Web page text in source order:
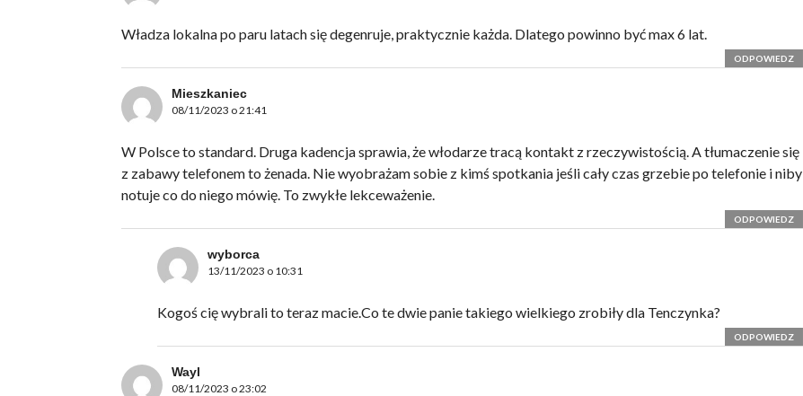
Władza lokalna po paru latach się degenruje, praktycznie każda. Dlatego powinno być max 6 lat.
ODPOWIEDZ
Mieszkaniec
08/11/2023 o 21:41
W Polsce to standard. Druga kadencja sprawia, że włodarze tracą kontakt z rzeczywistością. A tłumaczenie się
z zabawy telefonem to żenada. Nie wyobrażam sobie z kimś spotkania jeśli cały czas grzebie po telefonie i niby
notuje co do niego mówię. To zwykłe lekceważenie.
ODPOWIEDZ
wyborca
13/11/2023 o 10:31
Kogoś cię wybrali to teraz macie.Co te dwie panie takiego wielkiego zrobiły dla Tenczynka?
ODPOWIEDZ
Wayl
08/11/2023 o 23:02